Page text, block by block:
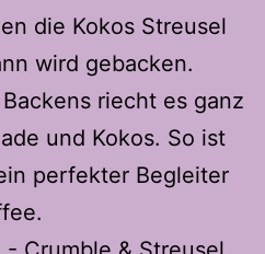
die Kokos Streusel
wird gebacken.
riecht es ganz
und Kokos. So ist
perfekter Begleiter